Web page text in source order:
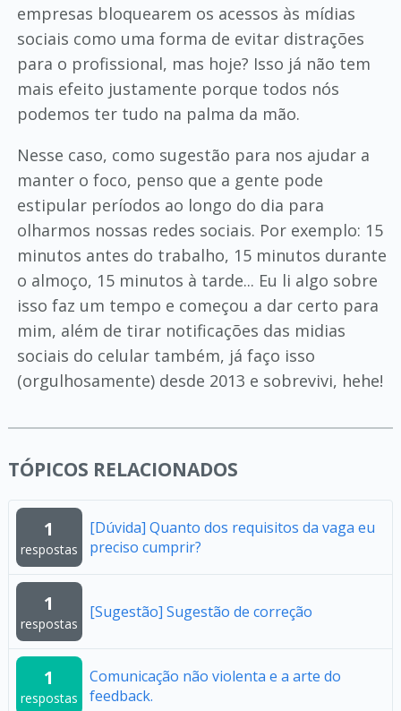
empresas bloquearem os acessos às mídias
sociais como uma forma de evitar distrações
para o profissional, mas hoje? Isso já não tem
mais efeito justamente porque todos nós
podemos ter tudo na palma da mão.
Nesse caso, como sugestão para nos ajudar a
manter o foco, penso que a gente pode
estipular períodos ao longo do dia para
olharmos nossas redes sociais. Por exemplo: 15
minutos antes do trabalho, 15 minutos durante
o almoço, 15 minutos à tarde... Eu li algo sobre
isso faz um tempo e começou a dar certo para
mim, além de tirar notificações das midias
sociais do celular também, já faço isso
(orgulhosamente) desde 2013 e sobrevivi, hehe!
TÓPICOS RELACIONADOS
1
respostas
[Dúvida] Quanto dos requisitos da vaga eu
preciso cumprir?
1
respostas
[Sugestão] Sugestão de correção
1
respostas
Comunicação não violenta e a arte do
feedback.